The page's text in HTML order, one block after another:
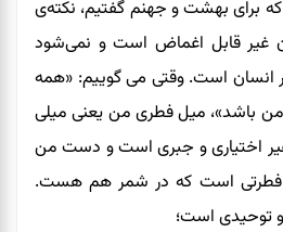
برای بهشت و جهنم گفتیم، نکته‌ی
غیر قابل اغماض است و نمی‌شود
انسان است. وقتی می گوییم: «همه
باشد»، میل فطری من یعنی میلی
غیر اختیاری و جبری است و دست من
فطرتی است که در شمر هم هست.
توحیدی است؛